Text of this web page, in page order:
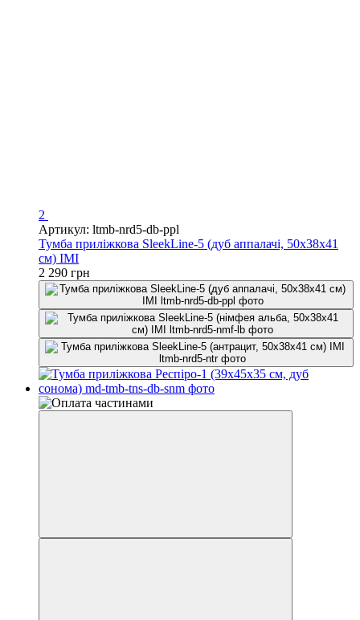
2
Артикул: ltmb-nrd5-db-ppl
Тумба приліжкова SleekLine-5 (дуб аппалачі, 50x38x41
см) IMI
2 290 грн